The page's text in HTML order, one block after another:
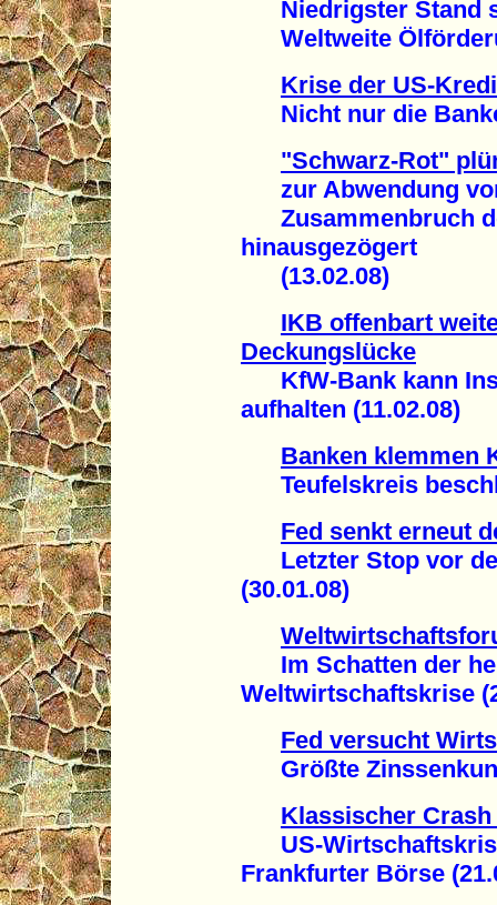
Niedrigster Stand
Weltweite
Krise der US-
Nicht nur die
"Schwarz-Rot"
zur Abwendung
Zusammenbruch
hinausgezögert
(13.02.08)
IKB offenbart
Deckungslücke
KfW-Bank kann
aufhalten (11.02.08)
Banken klemmen
Teufelskreis
Fed senkt erneut
Letzter Stop vor
(30.01.08)
Im Schatten der
Weltwirtschaftskrise
Fed versucht
Größte
Klassischer
US-
Frankfurter Börse